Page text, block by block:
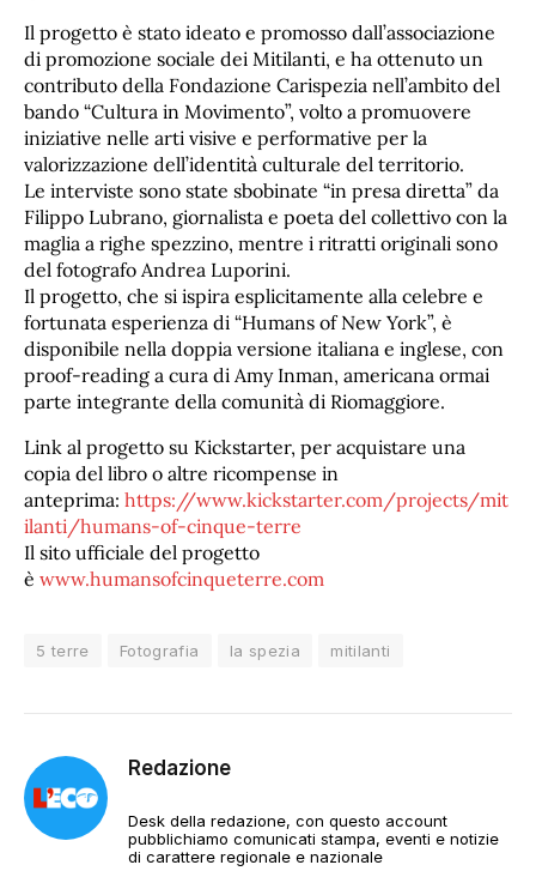
Il progetto è stato ideato e promosso dall’associazione
di promozione sociale dei Mitilanti, e ha ottenuto un
contributo della Fondazione Carispezia nell’ambito del
bando “Cultura in Movimento”, volto a promuovere
iniziative nelle arti visive e performative per la
valorizzazione dell’identità culturale del territorio.
Le interviste sono state sbobinate “in presa diretta” da
Filippo Lubrano, giornalista e poeta del collettivo con la
maglia a righe spezzino, mentre i ritratti originali sono
del fotografo Andrea Luporini.
Il progetto, che si ispira esplicitamente alla celebre e
fortunata esperienza di “Humans of New York”, è
disponibile nella doppia versione italiana e inglese, con
proof-reading a cura di Amy Inman, americana ormai
parte integrante della comunità di Riomaggiore.
Link al progetto su Kickstarter, per acquistare una
copia del libro o altre ricompense in
anteprima: https://www.kickstarter.com/projects/mit
ilanti/humans-of-cinque-terre
Il sito ufficiale del progetto
è www.humansofcinqueterre.com
5 terre Fotografia la spezia mitilanti
Redazione
Desk della redazione, con questo account
pubblichiamo comunicati stampa, eventi e notizie
di carattere regionale e nazionale